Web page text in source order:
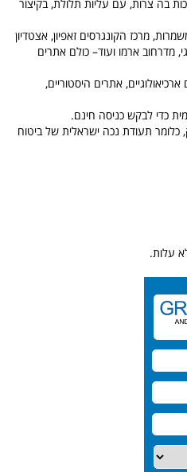
בה צרות, עם עליות תלולת, בקיצור
מרכז הקונגרסים זאפיון, אצטדיון
מדרחוב ארמו ועוד– כולם אתרים
אתרים היסטוריים,
כדי לבקש כניסה חינם.
כלומר תעודת נכה ישראלית של ביטוח
עלות.